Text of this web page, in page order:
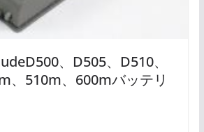
、D505、D510、
、510m、600mバッテリ